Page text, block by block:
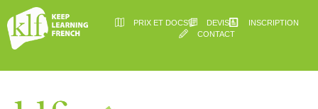
PRIX ET DOCS DEVIS
INSCRIPTION
CONTACT